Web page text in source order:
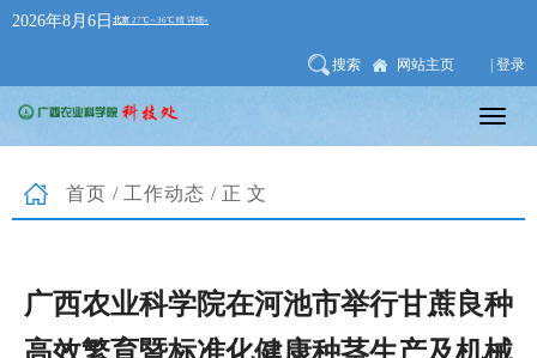
2026年8月6日
搜索 网站主页 | 登录
首页 / 工作动态 /正文
广西农业科学院在河池市举行甘蔗良种